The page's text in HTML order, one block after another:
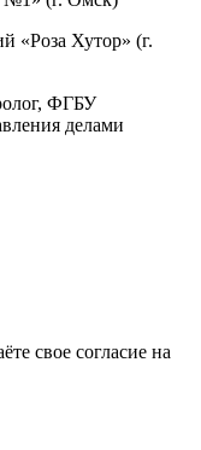
«Роза Хутор» (г.
ФГБУ
делами
свое согласие на